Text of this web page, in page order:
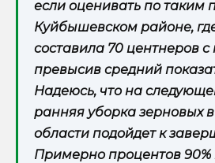
если оценивать по таким
Куйбышевском районе,
составила 70 центнеров с
превысив средний
Надеюсь, что на
ранняя уборка зерновых
области подойдет к
Примерно процентов